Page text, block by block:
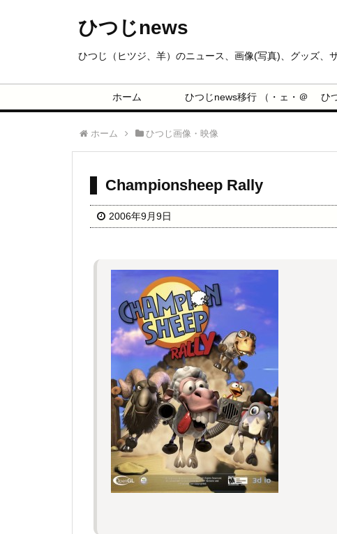
ひつじnews
ひつじ（ヒツジ、羊）のニュース、画像(写真)、グッズ、
ホーム ひつじnews移行 （・ェ・＠ ひ
ホーム ひつじ画像・映像
Championsheep Rally
2006年9月9日